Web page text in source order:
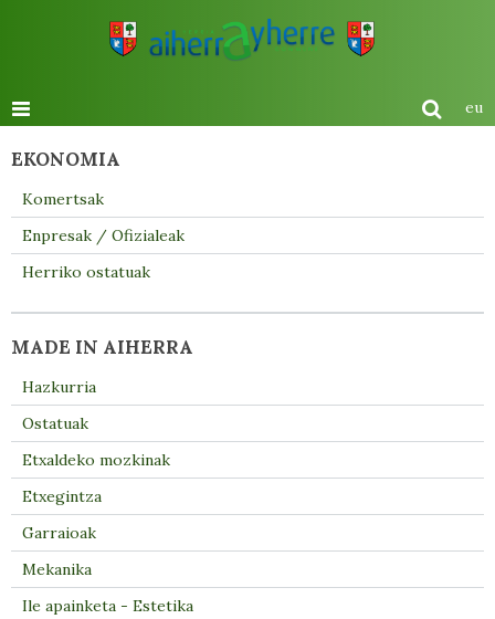
eu
EKONOMIA
Komertsak
Enpresak / Ofizialeak
Herriko ostatuak
MADE IN AIHERRA
Hazkurria
Ostatuak
Etxaldeko mozkinak
Etxegintza
Garraioak
Mekanika
Ile apainketa - Estetika